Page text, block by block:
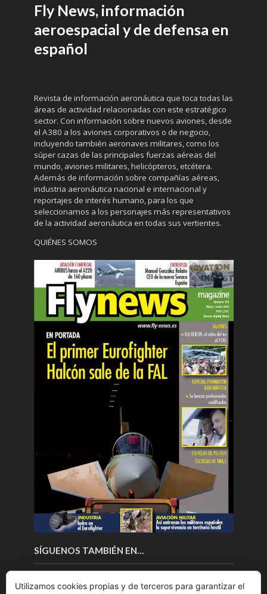
Fly News, información
aeroespacial y de defensa en
español
Revista de información aeronáutica que toca todas las
áreas de actividad relacionadas con este estratégico
sector. Con información sobre nuevos aviones, desde
el A380 a los aviones corporativos o de negocio,
incluyendo también aeronaves militares, como los
súper cazas de las principales fuerzas aéreas del
mundo, aviones militares, helicópteros, etcétera.
Además de información sobre compañías aéreas,
industria aeronáutica nacional e internacional y
reportajes de interés humano, para los que
seleccionamos a los personajes más representativos
de la actividad aeronáutica en todas sus vertientes.
QUIÉNES SOMOS
SÍGUENOS TAMBIÉN EN…
Utilizamos cookies propias y de terceros para garantizar el